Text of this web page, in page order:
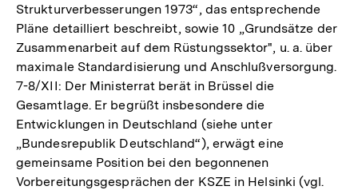
Strukturverbesserungen 1973“, das entsprechende
Pläne detailliert beschreibt, sowie 10 „Grundsätze der
Zusammenarbeit auf dem Rüstungssektor", u. a. über
maximale Standardisierung und Anschlußversorgung.
7-8/XII: Der Ministerrat berät in Brüssel die
Gesamtlage. Er begrüßt insbesondere die
Entwicklungen in Deutschland (siehe unter
„Bundesrepublik Deutschland“), erwägt eine
gemeinsame Position bei den begonnenen
Vorbereitungsgesprächen der KSZE in Helsinki (vgl.